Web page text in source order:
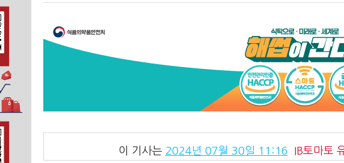
이 기사는 2024년 07월 30일 11:16 IB토마토